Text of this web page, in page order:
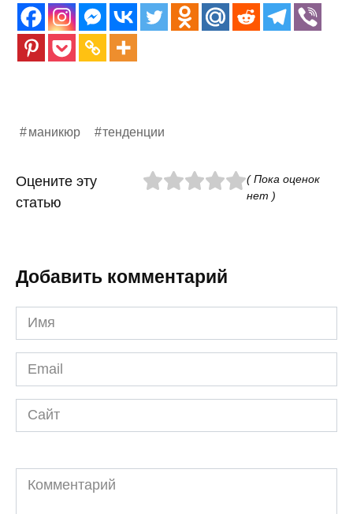
маникюр тенденции
Оцените эту
статью
( Пока оценок
нет )
Добавить комментарий
Имя
*
Email
*
Сайт
Комментарий